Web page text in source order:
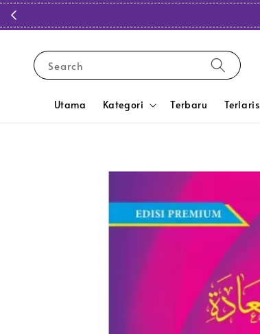
Search
Utama Kategori Terbaru Terlaris